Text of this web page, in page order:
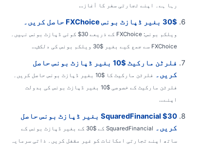
رہا ہے۔ اپنے تجارتی سفر کا آغاز...
30$ بغیر ڈپازٹ بونس FXChoice حاصل کریں۔
ویلکم بونس: FXChoice کے ذریعے 30$ کوئی ڈپازٹ بونس نہیں۔
FXChoice سے جمع کیے بغیر $30 ویلکم بونس کی دلکش...
فلرٹن مارکیٹ $10 بغیر ڈپازٹ بونس حاصل
کریں۔
فلرٹن مارکیٹ کا $10 بغیر ڈپازٹ بونس حاصل کریں۔
فلرٹن مارکیٹ کے خصوصی $10 بغیر ڈپازٹ بونس کی بدولت
اپنے...
SquaredFinancial $30 بغیر ڈپازٹ بونس حاصل
کریں۔
SquaredFinancial کے $30 کے بغیر ڈپازٹ بونس کے
ساتھ اپنے تجارتی امکانات کو غیر مقفل کریں۔ ذاتی سرمایہ